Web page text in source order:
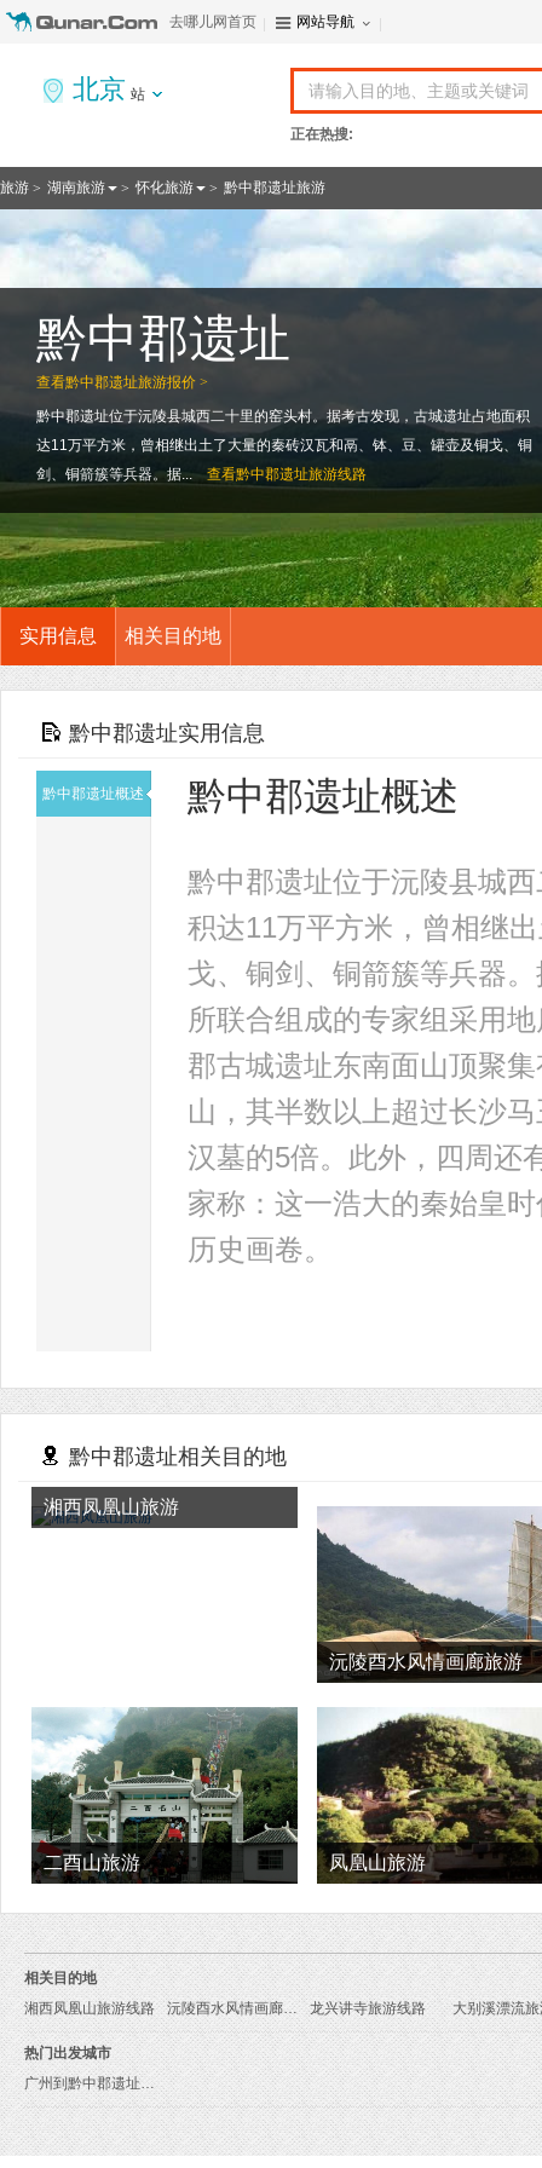
去哪儿网首页 网站导航
北京 站
正在热搜:
旅游 > 湖南旅游 > 怀化旅游 > 黔中郡遗址旅游
查看黔中郡遗址旅游报价 >
黔中郡遗址
黔中郡遗址位于沅陵县城西二十里的窑头村。据考古发现，古城遗址占地面积
达11万平方米，曾相继出土了大量的秦砖汉瓦和鬲、钵、豆、罐壶及铜戈、铜
剑、铜箭簇等兵器。据...
查看黔中郡遗址旅游线路
实用信息 相关目的地
黔中郡遗址实用信息
黔中郡遗址概述 黔中郡遗址概述
黔中郡遗址位于沅陵县城
积达11万平方米，曾相继
戈、铜剑、铜箭簇等兵器
所联合组成的专家组采用
郡古城遗址东南面山顶聚
山，其半数以上超过长沙
汉墓的5倍。此外，四周还
家称：这一浩大的秦始皇
历史画卷。
黔中郡遗址相关目的地
湘西凤凰山旅游
沅陵酉水风情画廊旅游
二酉山旅游 凤凰山旅游
相关目的地
湘西凤凰山旅游线路
沅陵酉水风情画廊旅游线路 龙兴讲寺旅游线路 大别溪漂流
热门出发城市
广州到黔中郡遗址旅游报价